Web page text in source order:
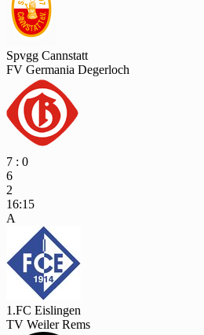
Spvgg Cannstatt
FV Germania Degerloch
7 : 0
6
2
16:15
A
1.FC Eislingen
TV Weiler Rems